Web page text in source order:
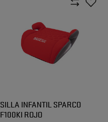
SILLA INFANTIL SPARCO
F100KI ROJO